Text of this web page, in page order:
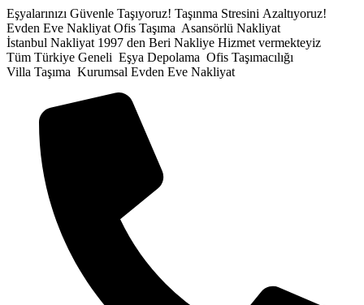
İçeriğe
atla
Eşyalarınızı Güvenle Taşıyoruz! Taşınma Stresini Azaltıyoruz!
Evden Eve Nakliyat Ofis Taşıma Asansörlü Nakliyat
İstanbul Nakliyat 1997 den Beri Nakliye Hizmet vermekteyiz
Tüm Türkiye Geneli Eşya Depolama Ofis Taşımacılığı
Villa Taşıma Kurumsal Evden Eve Nakliyat